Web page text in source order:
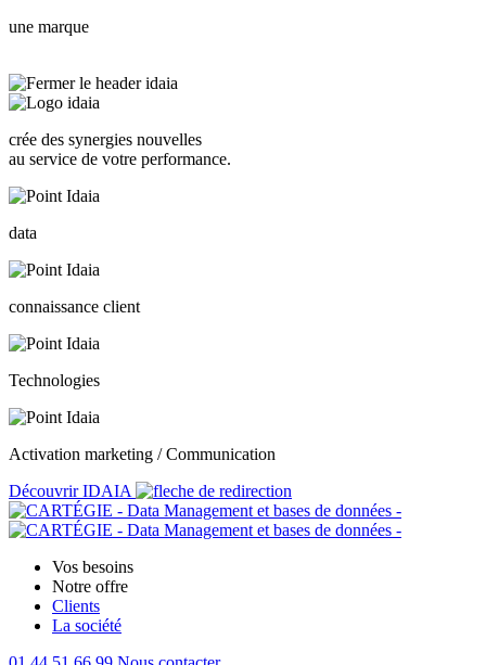
une marque
crée des synergies nouvelles
au service de votre performance.
data
connaissance client
Technologies
Activation marketing / Communication
Découvrir IDAIA
Vos besoins
Notre offre
Clients
La société